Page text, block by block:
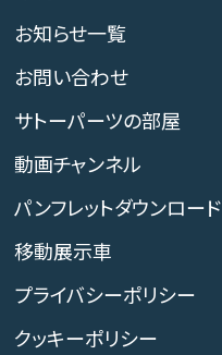
お知らせ一覧
お問い合わせ
サトーパーツの部屋
動画チャンネル
パンフレットダウンロード
移動展示車
プライバシーポリシー
クッキーポリシー